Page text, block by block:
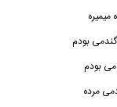
بودم
بودم
مرده